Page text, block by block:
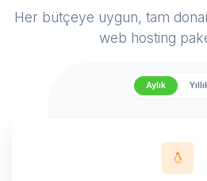
Her bütçeye uygun, tam
web hosting
Aylık